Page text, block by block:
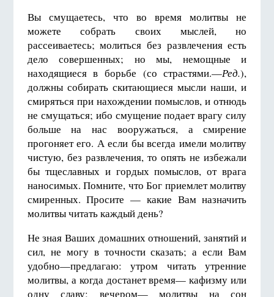
Вы смущаетесь, что во время молитвы не
можете собрать своих мыслей, но
рассеиваетесь; молиться без развлечения есть
дело совершенных; но мы, немощные и
находящиеся в борьбе (со страстями.—Ред.),
должны собирать скитающиеся мысли наши, и
смиряться при нахождении помыслов, и отнюдь
не смущаться; ибо смущение подает врагу силу
больше на нас вооружаться, а смирение
прогоняет его. А если бы всегда имели молитву
чистую, без развлечения, то опять не избежали
бы тщеславных и гордых помыслов, от врага
наносимых. Помните, что Бог приемлет молитву
смиренных. Просите — какие Вам назначить
молитвы читать каждый день?
Не зная Ваших домашних отношений, занятий и
сил, не могу в точности сказать; а если Вам
удобно—предлагаю: утром читать утренние
молитвы, а когда достанет время— кафизму или
одну славу; вечером— молитвы на сон